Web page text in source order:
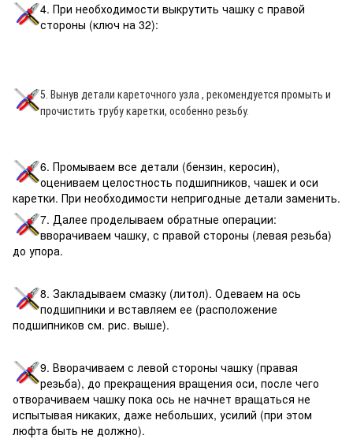
4. При необходимости выкрутить чашку с правой
стороны (ключ на 32):
5. Вынув детали кареточного узла , рекомендуется промыть и
прочистить трубу каретки, особенно резьбу.
6. Промываем все детали (бензин, керосин),
оцениваем целостность подшипников, чашек и оси
каретки. При необходимости непригодные детали заменить.
7. Далее проделываем обратные операции:
вворачиваем чашку, с правой стороны (левая резьба)
до упора.
8. Закладываем смазку (литол). Одеваем на ось
подшипники и вставляем ее (расположение
подшипников см. рис. выше).
9. Вворачиваем с левой стороны чашку (правая
резьба), до прекращения вращения оси, после чего
отворачиваем чашку пока ось не начнет вращаться не
испытывая никаких, даже небольших, усилий (при этом
люфта быть не должно).